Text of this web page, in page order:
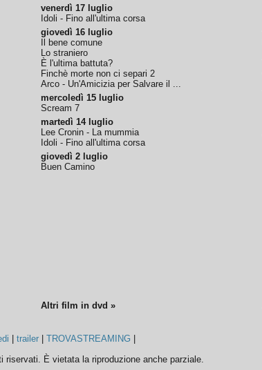
venerdì 17 luglio
Idoli - Fino all'ultima corsa
giovedì 16 luglio
Il bene comune
Lo straniero
È l'ultima battuta?
Finchè morte non ci separi 2
Arco - Un'Amicizia per Salvare il ...
mercoledì 15 luglio
Scream 7
martedì 14 luglio
Lee Cronin - La mummia
Idoli - Fino all'ultima corsa
giovedì 2 luglio
Buen Camino
Altri film in dvd »
|trailer |TROVASTREAMING
È vietata la riproduzione anche parziale.